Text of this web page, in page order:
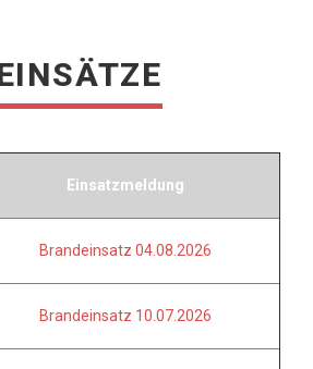
Einsatzmeldung
Brandeinsatz 04.08.2026
Brandeinsatz 10.07.2026